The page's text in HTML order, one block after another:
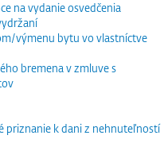
na vydanie osvedčenia
výmenu bytu vo vlastníctve
bremena v zmluve s
priznanie k dani z nehnuteľností